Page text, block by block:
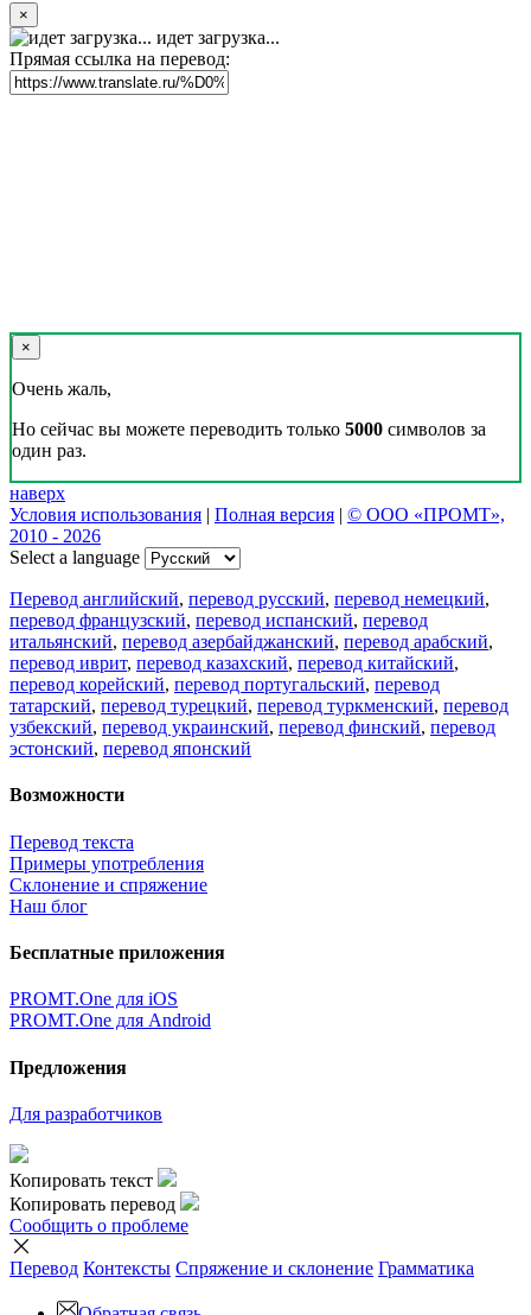
×
идет загрузка...
Прямая ссылка на перевод:
×
Очень жаль,
Но сейчас вы можете переводить только 5000 символов за
один раз.
наверх
Условия использования | Полная версия | © ООО «ПРОМТ»,
2010 - 2026
Select a language
Перевод английский, перевод русский, перевод немецкий,
перевод французский, перевод испанский, перевод
итальянский, перевод азербайджанский, перевод арабский,
перевод иврит, перевод казахский, перевод китайский,
перевод корейский, перевод португальский, перевод
татарский, перевод турецкий, перевод туркменский, перевод
узбекский, перевод украинский, перевод финский, перевод
эстонский, перевод японский
Возможности
Перевод текста
Примеры употребления
Склонение и спряжение
Наш блог
Бесплатные приложения
PROMT.One для iOS
PROMT.One для Android
Предложения
Для разработчиков
Копировать текст
Копировать перевод
Сообщить о проблеме
Перевод Контексты Спряжение и склонение Грамматика